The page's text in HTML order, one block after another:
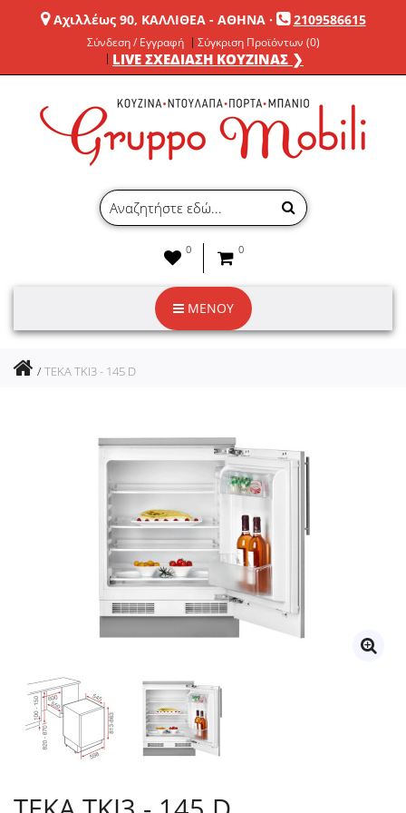
Αχιλλέως 90, ΚΑΛΛΙΘΕΑ - ΑΘΗΝΑ· 2109586615
Σύνδεση / Εγγραφή Σύγκριση Προϊόντων (0)
LIVE ΣΧΕΔΙΑΣΗ ΚΟΥΖΙΝΑΣ ❯
0 0
ΜΕΝΟΥ
TEKA TKI3 - 145 D